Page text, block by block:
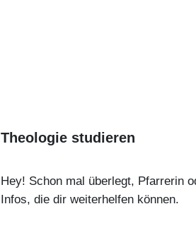
Theologie studieren
Hey! Schon mal überlegt, Pfarrerin
Infos, die dir weiterhelfen können.